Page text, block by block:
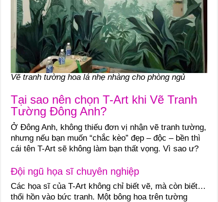
Vẽ tranh tường hoa lá nhẹ nhàng cho phòng ngủ
Tại sao nên chọn T-Art khi Vẽ Tranh
Tường Đông Anh?
Ở Đông Anh, không thiếu đơn vị nhận vẽ tranh tường,
nhưng nếu bạn muốn “chắc kèo” đẹp – độc – bền thì
cái tên T-Art sẽ không làm bạn thất vọng. Vì sao ư?
Đội ngũ họa sĩ chuyên nghiệp
Các họa sĩ của T-Art không chỉ biết vẽ, mà còn biết…
thổi hồn vào bức tranh. Một bông hoa trên tường